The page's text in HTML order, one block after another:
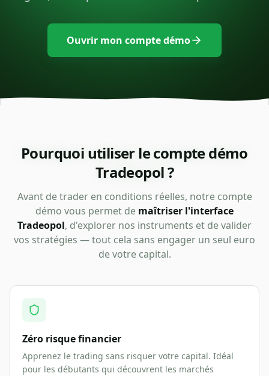
Ouvrir mon compte démo
Pourquoi utiliser le compte démo
Tradeopol ?
Avant de trader en conditions réelles, notre compte
démo vous permet de maîtriser l'interface
Tradeopol, d'explorer nos instruments et de valider
vos stratégies — tout cela sans engager un seul euro
de votre capital.
Zéro risque financier
Apprenez le trading sans risquer votre capital. Idéal
pour les débutants qui découvrent les marchés